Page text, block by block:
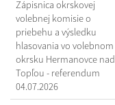
Zápisnica okrskovej
volebnej komisie o
priebehu a výsledku
hlasovania vo volebnom
okrsku Hermanovce nad
Topľou - referendum
04.07.2026